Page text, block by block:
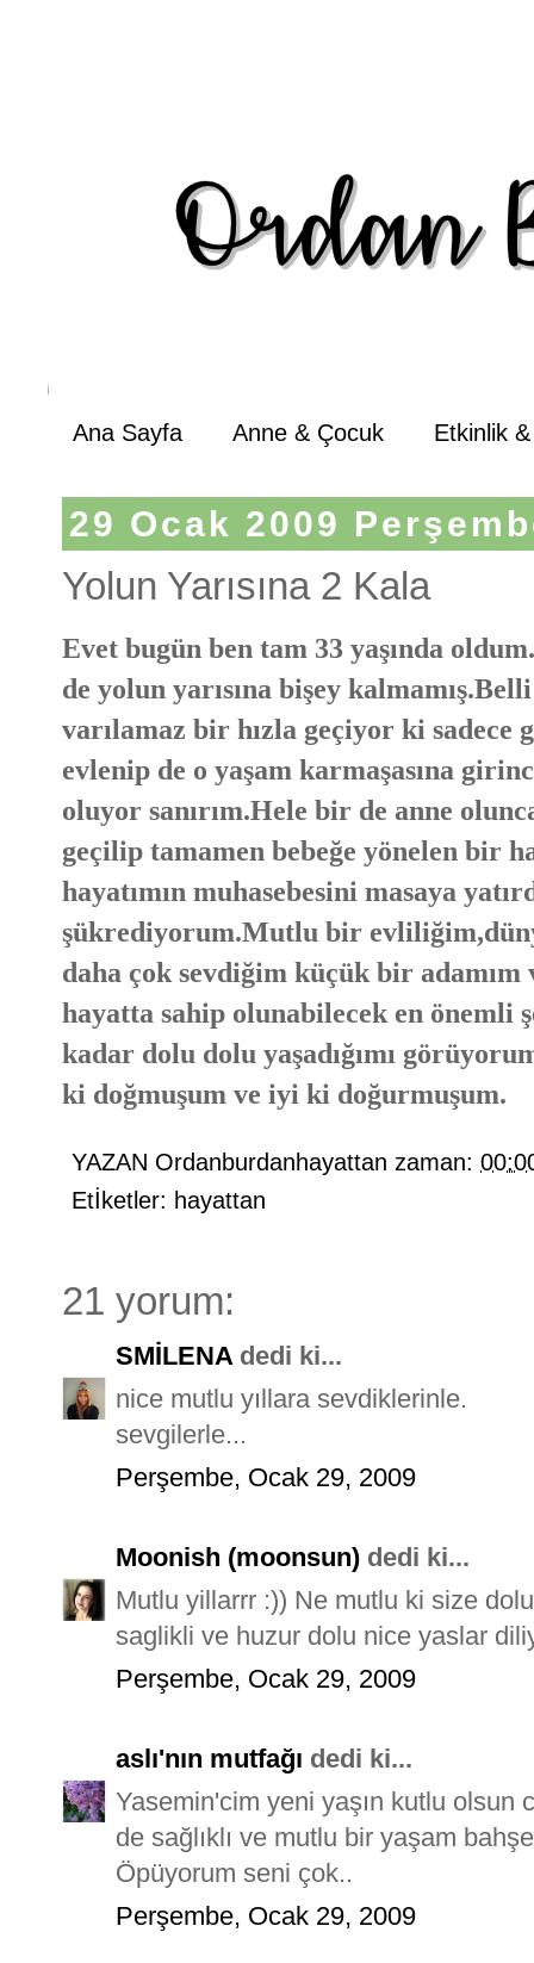
Ana Sayfa Anne & Çocuk Etkinlik
29 Ocak 2009
Yolun Yarısına 2 Kala
Evet bugün ben tam 33 yaşında
de yolun yarısına bişey
varılamaz bir hızla geçiyor ki sadece
evlenip de o yaşam karmaşasına
oluyor sanırım.Hele bir de anne
geçilip tamamen bebeğe yönelen bir
hayatımın muhasebesini masaya
şükrediyorum.Mutlu bir
daha çok sevdiğim küçük bir adamım
hayatta sahip olunabilecek en önemli
kadar dolu dolu yaşadığımı
ki doğmuşum ve iyi ki doğurmuşum.
YAZAN Ordanburdanhayattan zaman:
Etİketler: hayattan
21 yorum:
SMİLENA dedi ki...
nice mutlu yıllara sevdiklerinle.
sevgilerle...
Perşembe, Ocak 29, 2009
Moonish (moonsun) dedi ki...
Mutlu yillarrr :)) Ne mutlu ki size
saglikli ve huzur dolu nice yaslar
Perşembe, Ocak 29, 2009
aslı'nın mutfağı dedi ki...
Yasemin'cim yeni yaşın kutlu olsun
de sağlıklı ve mutlu bir yaşam
Öpüyorum seni çok..
Perşembe, Ocak 29, 2009